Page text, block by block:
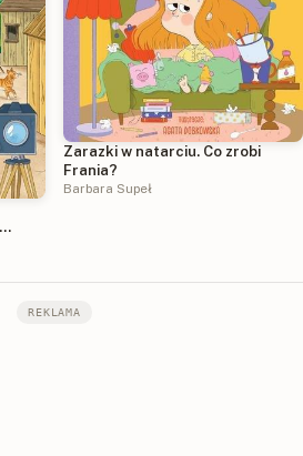
Zarazki w natarciu. Co zrobi
Frania?
Barbara Supeł
REKLAMA